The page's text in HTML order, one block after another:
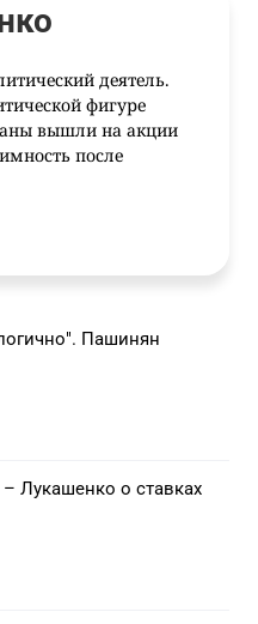
деятель.
фигуре
вышли на акции
после
без отца. В школе
Закончил
войсках.
Пашинян
Лукашенко о ставках